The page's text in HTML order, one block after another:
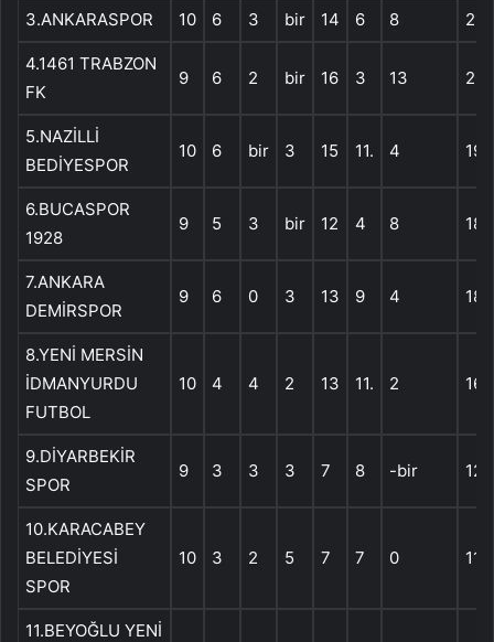
3.ANKARASPOR 10 6 3 bir 14 6 8 21
4.1461 TRABZON
FK
9 6 2 bir 16 3 13 20
5.NAZİLLİ
BEDİYESPOR
10 6 bir 3 15 11. 4 19
6.BUCASPOR
1928
9 5 3 bir 12 4 8 18
7.ANKARA
DEMİRSPOR
9 6 0 3 13 9 4 18
8.YENİ MERSİN
İDMANYURDU
FUTBOL
10 4 4 2 13 11. 2 16
9.DİYARBEKİR
SPOR
9 3 3 3 7 8 -bir 12
10.KARACABEY
BELEDİYESİ
SPOR
10 3 2 5 7 7 0 11.
11.BEYOĞLU YENİ